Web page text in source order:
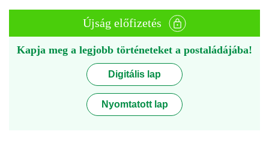
Újság előfizetés
Kapja meg a legjobb történeteket a postaládájába!
Digitális lap
Nyomtatott lap